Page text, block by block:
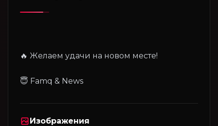
🔥 Желаем удачи на новом месте!
Изображения